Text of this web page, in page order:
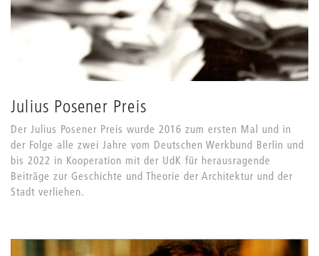
Julius Posener Preis
Der Julius Posener Preis wurde 2016 zum ersten Mal und in
der Folge alle zwei Jahre vom Deutschen Werkbund Berlin und
bis 2022 in Kooperation mit der UdK für herausragende
Beiträge zur Geschichte und Theorie der Architektur und der
Stadt verliehen.